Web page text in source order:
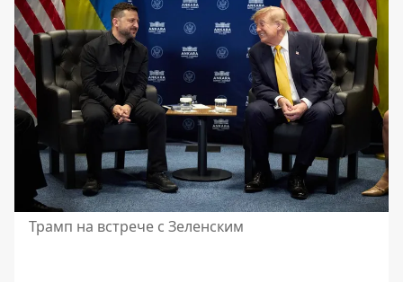
Трамп на встрече с Зеленским